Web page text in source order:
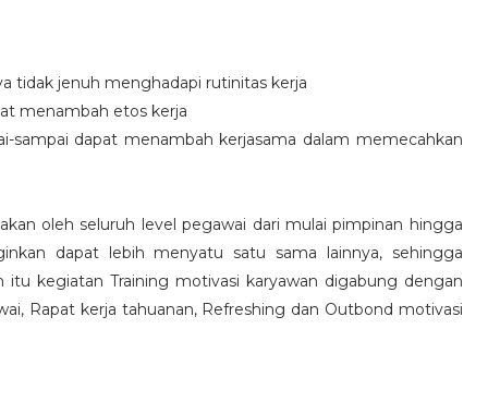
tidak jenuh menghadapi rutinitas kerja
menambah etos kerja
dapat menambah kerjasama dalam memecahkan
oleh seluruh level pegawai dari mulai pimpinan hingga
dapat lebih menyatu satu sama lainnya, sehingga
kegiatan Training motivasi karyawan digabung dengan
Rapat kerja tahuanan, Refreshing dan Outbond motivasi